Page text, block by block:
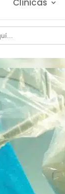
Clínicas